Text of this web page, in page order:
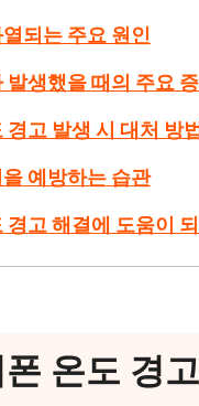
되는 주요 원인
발생했을 때의 주요
고 발생 시 대처 방법
예방하는 습관
경고 해결에 도움이
온도 경